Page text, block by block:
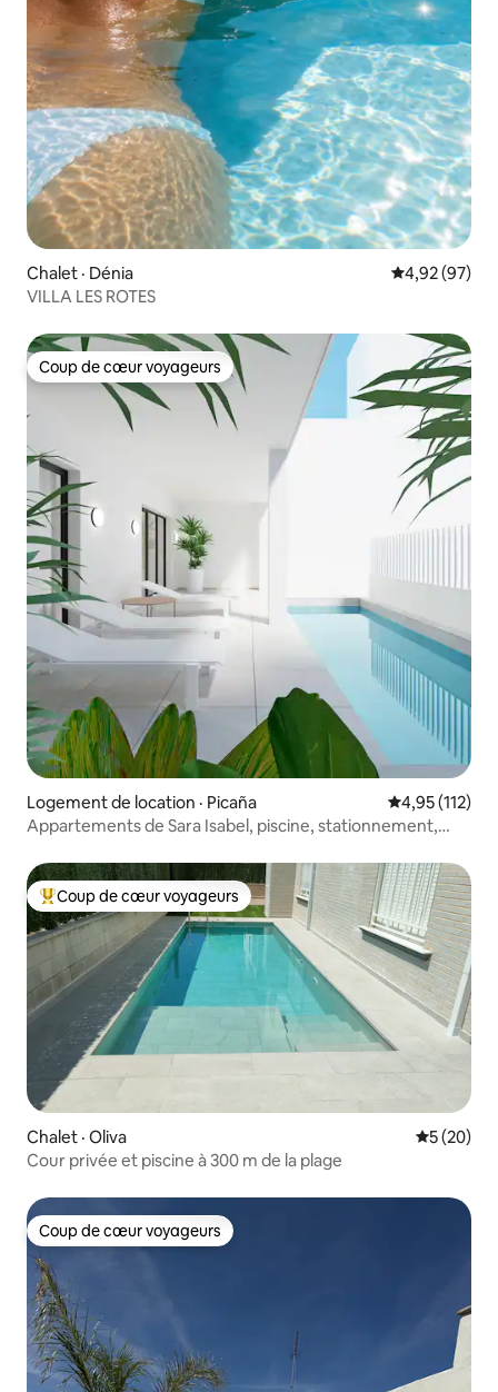
Chalet · Dénia Note
4,92 (97)
VILLA LES ROTES
Coup de cœur voyageurs
Coup de cœur voyageurs
Logement de location · Picaña Note
4,95 (112)
Appartements de Sara Isabel, piscine, stationnement,
Coup de cœur voyageurs parmi les plus aimés
Coup de cœur voyageurs
Chalet · Oliva Note
5 (20)
Cour privée et piscine à 300 m de la plage
Coup de cœur voyageurs
Coup de cœur voyageurs